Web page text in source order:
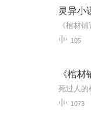
灵异小
105
《棺
1073